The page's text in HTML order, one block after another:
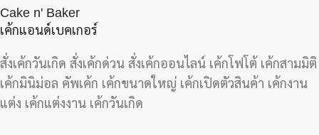
Cake n' Baker
เค้กแอนด์เบคเกอร์
สั่งเค้กวันเกิด สั่งเค้กด่วน สั่งเค้กออนไลน์ เค้กโฟโต้ เค้กสามมิติ
เค้กมินิม่อล คัพเค้ก เค้กขนาดใหญ่ เค้กเปิดตัวสินค้า เค้กงาน
แต่ง เค้กแต่งงาน เค้กวันเกิด